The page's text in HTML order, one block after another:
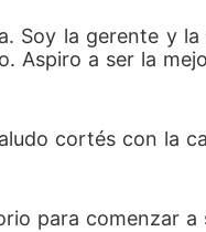
Soy la gerente y
Aspiro a ser la
cortés con la
para comenzar a